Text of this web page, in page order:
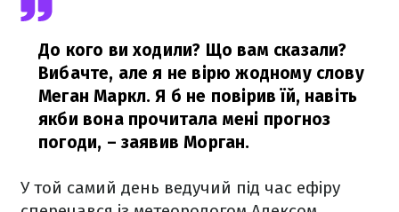
До кого ви ходили? Що вам сказали?
Вибачте, але я не вірю жодному слову
Меган Маркл. Я б не повірив їй, навіть
якби вона прочитала мені прогноз
погоди, – заявив Морган.
У той самий день ведучий під час ефіру